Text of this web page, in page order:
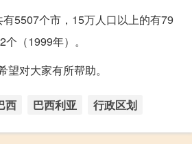
5507个市，15万人口以上的有79
（1999年）。
对大家有所帮助。
西 巴西利亚 行政区划